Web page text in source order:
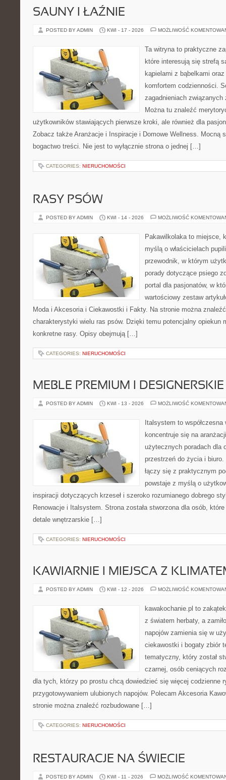
SAUNY I ŁAŹNIE
POSTED BY ADMIN KWI - 17 - 2026 MOŻLIWOŚĆ
Ta witryna to praktyczne
które interesują się strefą
kąpielami z bąbelkami
komfortem codzienności.
zagadnieniach
Można tu znaleźć
użytkowników stawiających pierwsze kroki, ale również dla
Zobacz także Aranżacje i Inspiracje i Domowe Wellness. Mocną
bogactwo treści. Nie jest to wyłącznie strona o jednej […]
CATEGORIES: NIERUCHOMOŚCI
RASY PSÓW
POSTED BY ADMIN KWI - 14 - 2026 MOŻLIWOŚĆ
Pakawilkolaka to miejsce,
myślą o właścicielach
przewodnik, w którym
porady dotyczące psiego
portal dla pasjonatów, w
wartościowy zestaw
Moda i Akcesoria i Ciekawostki i Fakty. Na stronie można
charakterystyki wielu ras psów. Dzięki temu potencjalny opiekun
konkretne rasy. Opisy obejmują […]
CATEGORIES: NIERUCHOMOŚCI
MEBLE PREMIUM I DESIGNERSKIE
POSTED BY ADMIN KWI - 13 - 2026 MOŻLIWOŚĆ
Italsystem to
koncentruje się na
użytecznych poradach dla
przestrzeń do życia i
łączy się z praktycznym
powstaje z myślą o
inspiracji dotyczących krzeseł i szeroko rozumianego dobrego
Renowacje i Italsystem. Strona została stworzona dla osób,
detale wnętrzarskie […]
CATEGORIES: NIERUCHOMOŚCI
KAWIARNIE I MIEJSCA Z
POSTED BY ADMIN KWI - 12 - 2026 MOŻLIWOŚĆ
kawakochanie.pl to
z światem herbaty, a
napojów zamienia się w
ciekawostki i bogaty zbiór
tematyczny, który został
czarnej, osób ceniących
dla tych, którzy po prostu chcą dowiedzieć się więcej codzienne
przygotowywaniem ulubionych napojów. Polecam Akcesoria
stronie można znaleźć rozbudowane […]
CATEGORIES: NIERUCHOMOŚCI
RESTAURACJE NA ŚWIECIE
POSTED BY ADMIN KWI - 11 - 2026 MOŻLIWOŚĆ